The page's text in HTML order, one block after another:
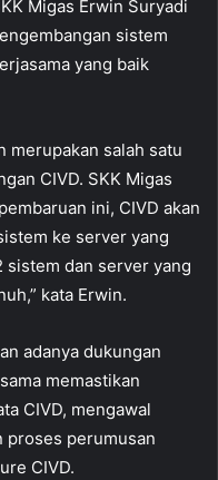
Migas Erwin Suryadi
sistem
yang baik
merupakan salah satu
CIVD. SKK Migas
ini, CIVD akan
ke server yang
sistem dan server yang
kata Erwin.
adanya dukungan
memastikan
CIVD, mengawal
proses perumusan
CIVD.